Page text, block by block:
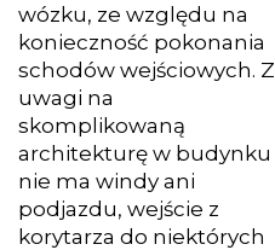
wózku, ze względu na
konieczność pokonania
schodów wejściowych. Z
uwagi na
skomplikowaną
architekturę w budynku
nie ma windy ani
podjazdu, wejście z
korytarza do niektórych